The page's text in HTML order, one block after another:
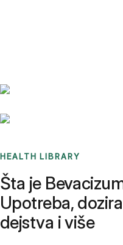
HEALTH LIBRARY
Šta je
Upotreba,
dejstva i više